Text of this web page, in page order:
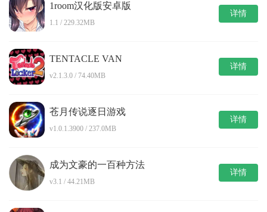
1room汉化版安卓版
1.1 / 229.32MB
详情
TENTACLE VAN
v2.1.3.0 / 74.40MB
详情
苍月传说逐日游戏
v1.0.1.3900 / 237.0MB
详情
成为文豪的一百种方法
v3.1 / 44.21MB
详情